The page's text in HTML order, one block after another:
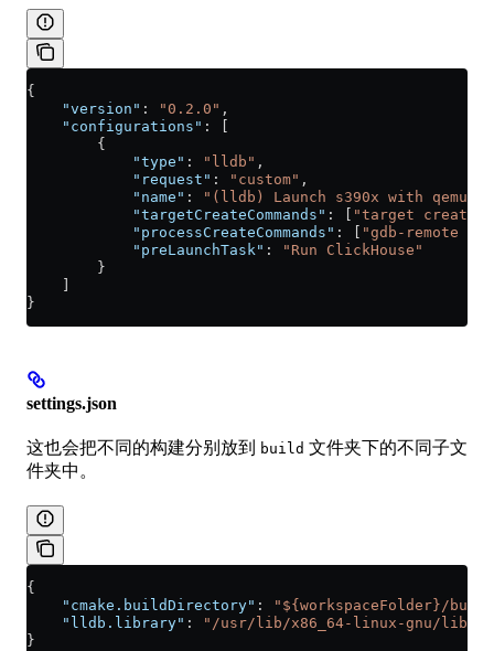
{
    "version"
: "0.2.0" ,
    "configurations"
: [
        {
            "type"
: "lldb" ,
            "request"
: "custom" ,
            "name"
: "(lldb) Launch s390x with qemu"
            "targetCreateCommands"
: [ "target create
            "processCreateCommands"
: [ "gdb-remote
            "preLaunchTask"
:
"Run ClickHouse"
        }
    ]
}
settings.json
这也会把不同的构建分别放到 build 文件夹下的不同子文
件夹中。
{
    "cmake.buildDirectory"
:
"${workspaceFolder}/
    "lldb.library"
:
"/usr/lib/x86_64-linux-gnu/
}